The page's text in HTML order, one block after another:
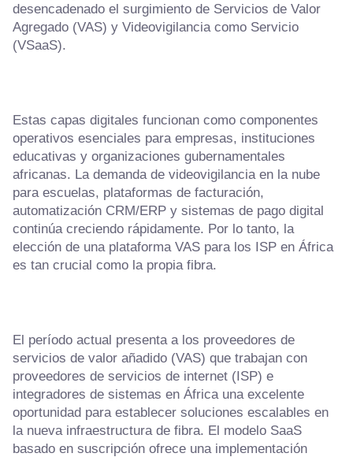
desencadenado el surgimiento de Servicios de Valor
Agregado (VAS) y Videovigilancia como Servicio
(VSaaS).
Estas capas digitales funcionan como componentes
operativos esenciales para empresas, instituciones
educativas y organizaciones gubernamentales
africanas. La demanda de videovigilancia en la nube
para escuelas, plataformas de facturación,
automatización CRM/ERP y sistemas de pago digital
continúa creciendo rápidamente. Por lo tanto, la
elección de una plataforma VAS para los ISP en África
es tan crucial como la propia fibra.
El período actual presenta a los proveedores de
servicios de valor añadido (VAS) que trabajan con
proveedores de servicios de internet (ISP) e
integradores de sistemas en África una excelente
oportunidad para establecer soluciones escalables en
la nueva infraestructura de fibra. El modelo SaaS
basado en suscripción ofrece una implementación